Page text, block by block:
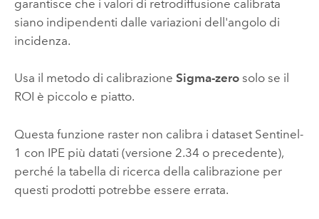
garantisce che i valori di retrodiffusione calibrata
siano indipendenti dalle variazioni dell'angolo di
incidenza.
Usa il metodo di calibrazione Sigma-zerosolo se il
ROI è piccolo e piatto.
Questa funzione raster non calibra i dataset Sentinel-
1 con IPE più datati (versione 2.34 o precedente),
perché la tabella di ricerca della calibrazione per
questi prodotti potrebbe essere errata.